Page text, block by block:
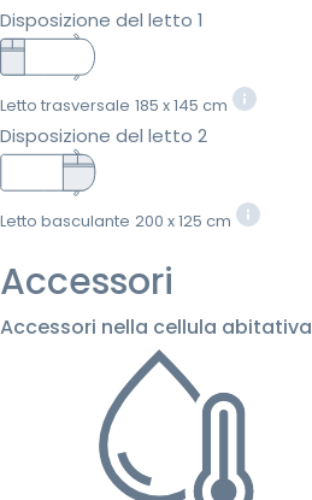
Disposizione del letto 1
Letto trasversale 185 x 145 cm
Disposizione del letto 2
Letto basculante 200 x 125 cm
Accessori
Accessori nella cellula abitativa